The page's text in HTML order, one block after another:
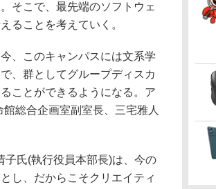
そこで、最先端のソフトウェ
ることを考えていく。
、このキャンパスには文系学
、群としてグループディスカ
ことができるようになる。ア
総合企画室副室長、三宅雅人
氏(執行役員本部長)は、今の
し、だからこそクリエイティ